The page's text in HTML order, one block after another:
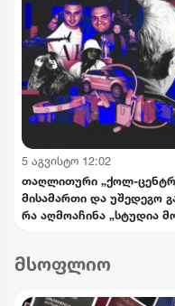
5 აგვისტო 12:02
თაღლითური „ქოლ-
მისამართი და უშედეგო
რა აღმოაჩინა „სტუდია
მსოფლიო